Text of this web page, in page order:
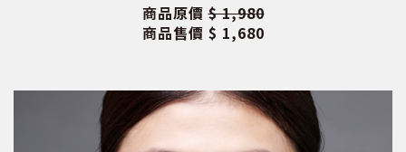
商品原價 $ 1,980
商品售價 $ 1,680